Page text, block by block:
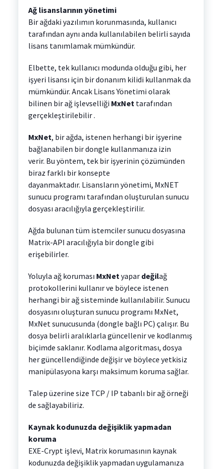
Ağ lisanslarının yönetimi
Bir ağdaki yazılımın korunmasında, kullanıcı
tarafından aynı anda kullanılabilen belirli sayıda
lisans tanımlamak mümkündür.
Elbette, tek kullanıcı modunda olduğu gibi, her
işyeri lisansı için bir donanım kilidi kullanmak da
mümkündür. Ancak Lisans Yönetimi olarak
bilinen bir ağ işlevselliği MxNettarafından
gerçekleştirilebilir .
MxNet, bir ağda, istenen herhangi bir işyerine
bağlanabilen bir dongle kullanmanıza izin
verir. Bu yöntem, tek bir işyerinin çözümünden
biraz farklı bir konsepte
dayanmaktadır. Lisansların yönetimi, MxNET
sunucu programı tarafından oluşturulan sunucu
dosyası aracılığıyla gerçekleştirilir.
Ağda bulunan tüm istemciler sunucu dosyasına
Matrix-API aracılığıyla bir dongle gibi
erişebilirler.
Yoluyla ağ koruması MxNetyapar değilağ
protokollerini kullanır ve böylece istenen
herhangi bir ağ sisteminde kullanılabilir. Sunucu
dosyasını oluşturan sunucu programı MxNet,
MxNet sunucusunda (dongle bağlı PC) çalışır. Bu
dosya belirli aralıklarla güncellenir ve kodlanmış
biçimde saklanır. Kodlama algoritması, dosya
her güncellendiğinde değişir ve böylece yetkisiz
manipülasyona karşı maksimum koruma sağlar.
Talep üzerine size TCP / IP tabanlı bir ağ örneği
de sağlayabiliriz.
Kaynak kodunuzda değişiklik yapmadan
koruma
EXE-Crypt işlevi, Matrix korumasının kaynak
kodunuzda değişiklik yapmadan uygulamanıza